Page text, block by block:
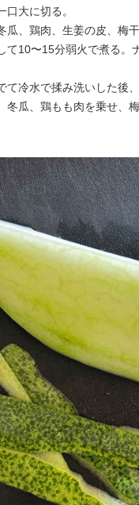
口大に切る。
、鶏肉、生姜の皮、梅
て10〜15分弱火で煮る。
冷水で揉み洗いした後、
瓜、鶏もも肉を乗せ、